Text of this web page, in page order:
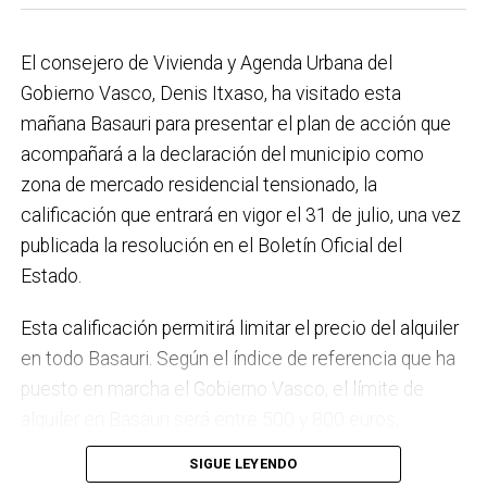
el Plan de Acción contra el Ruido y la instalación de
régimen de autoconsumo, que hacen de Basauri un
municipio más sostenible y preparado para el futuro.
En ese sentido, estamos trabajando en acciones de
clima y energía, entre las que destacan el diseño de
una red de refugios climáticos, junto con un Plan de
Actuación ante Episodios de Altas Temperaturas,
como las que recientemente hemos sufrido.
proyecto de lanueva haurreskola que se construirá en
Sarratu, junto a Arizko Ikastola, y que es una apuesta
por la educación pública y un elemento más de apoyo
el trabajo que desarrollamos en igualdad, con una
El consejero de Vivienda y Agenda Urbana del
Gobierno Vasco, Denis Itxaso, ha visitado esta
mañana Basauri para presentar el plan de acción que
acompañará a la declaración del municipio como
zona de mercado residencial tensionado, la
calificación que entrará en vigor el 31 de julio, una vez
publicada la resolución en el Boletín Oficial del
Estado.
Esta calificación permitirá limitar el precio del alquiler
en todo Basauri. Según el índice de referencia que ha
puesto en marcha el Gobierno Vasco, el límite de
dependiendo de la zona y de las características de la
vivienda. Los interesados pueden consultar el límite
SIGUE LEYENDO